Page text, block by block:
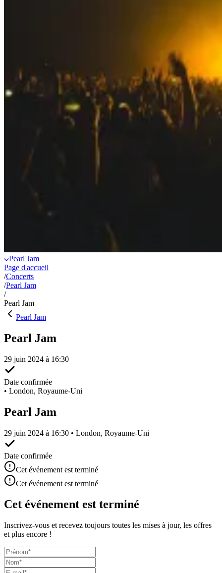
Pearl Jam
Page d'accueil
/Concerts
/Pearl Jam
/
Pearl Jam
Pearl Jam
Pearl Jam
29 juin 2024 à 16:30
Date confirmée
• London, Royaume-Uni
Pearl Jam
29 juin 2024 à 16:30 • London, Royaume-Uni
Date confirmée
Cet événement est terminé
Cet événement est terminé
Cet événement est terminé
Inscrivez-vous et recevez toujours toutes les mises à jour, les offres
et plus encore !